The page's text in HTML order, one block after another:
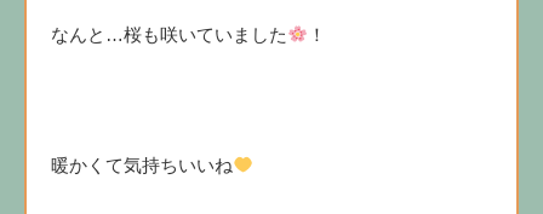
なんと…桜も咲いていました ！
暖かくて気持ちいいね